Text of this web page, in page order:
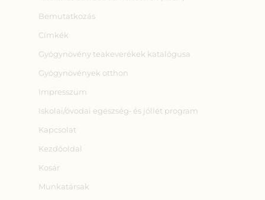
Bemutatkozás
Címkék
Gyógynövény teakeverékek katalógusa
Gyógynövények otthon
Impresszum
Iskolai/óvodai egészség‑ és jóllét program
Kapcsolat
Kezdőoldal
Kosár
Munkatársak